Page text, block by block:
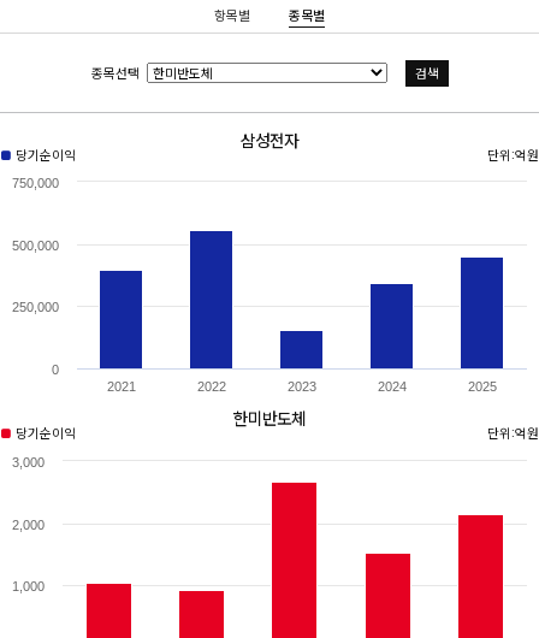
항목별 종목별
종목선택 검색
삼성전자
■ 당기순이익 단위:억원
2021 2022 2023 2024 2025
0
250,000
500,000
750,000
한미반도체
■ 당기순이익 단위:억원
1,000
2,000
3,000